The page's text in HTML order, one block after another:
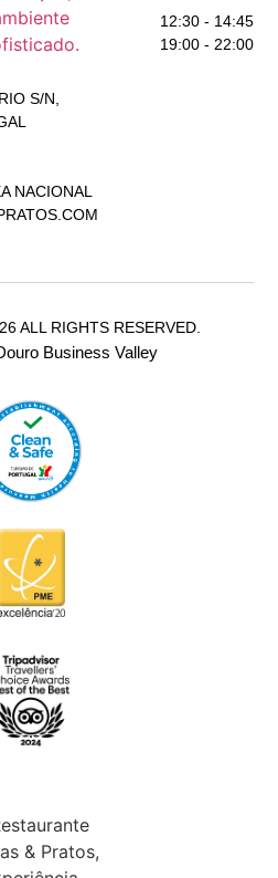
12:30 - 14:45
19:00 - 22:00
S/N,
NACIONAL
ALL RIGHTS RESERVED.
Business Valley